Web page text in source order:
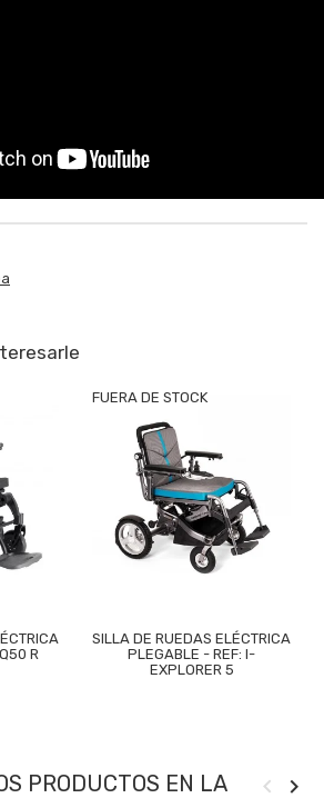
R
FUERA DE STOCK
SILLA DE RUEDAS ELÉCTRICA
PLEGABLE - REF: I-
EXPLORER 5
PRODUCTOS EN LA